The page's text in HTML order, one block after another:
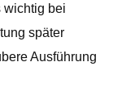
wichtig bei
später
Ausführung